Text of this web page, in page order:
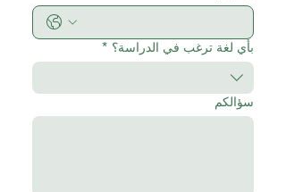
بأي لغة ترغب في الدراسة؟ *
سؤالكم